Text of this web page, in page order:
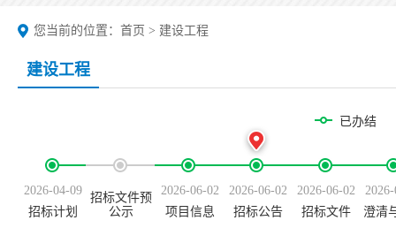
您当前的位置： 首页 > 建设工程
建设工程
已办结
2026-04-09
招标计划
招标文件预
公示
2026-06-02
项目信息
2026-06-02
招标公告
2026-06-02
招标文件
澄清